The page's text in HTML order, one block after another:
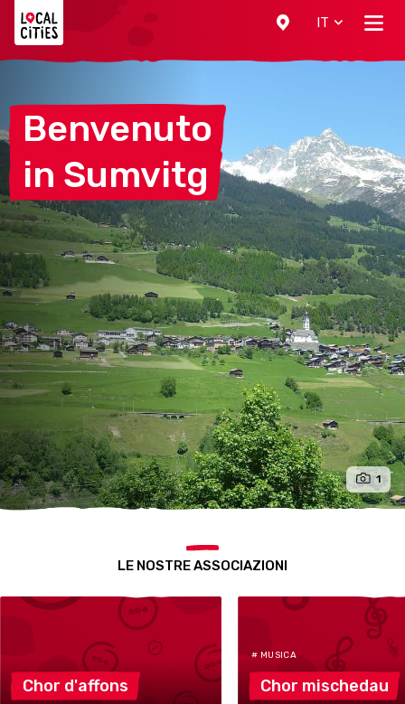
IT
Benvenuto
in Sumvitg
1
LE NOSTRE ASSOCIAZIONI
Chor d'affons
# MUSICA
Chor mischedau